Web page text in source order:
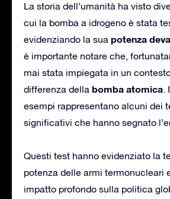
La storia dell’umanità ha visto
cui la bomba a idrogeno è stata
evidenziando la sua potenza
è importante notare che,
mai stata impiegata in un
differenza della bomba atomica.
esempi rappresentano alcuni dei
significativi che hanno segnato
Questi test hanno evidenziato la
potenza delle armi termonucleari
impatto profondo sulla politica